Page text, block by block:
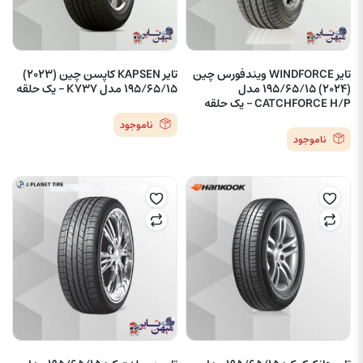
تایر WINDFORCE ویندفورس چین
(2024) 195/65/15 مدل
CATCHFORCE H/P – یک حلقه
ناموجود
تایر KAPSEN کاپسن چین (2023)
195/65/15 مدل K737 – یک حلقه
ناموجود